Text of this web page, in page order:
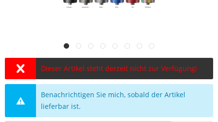
Dieser Artikel steht derzeit nicht zur Verfügung!
Benachrichtigen Sie mich, sobald der Artikel
lieferbar ist.